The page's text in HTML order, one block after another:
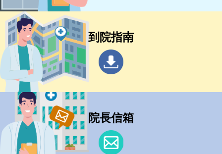
到院指南
院長信箱